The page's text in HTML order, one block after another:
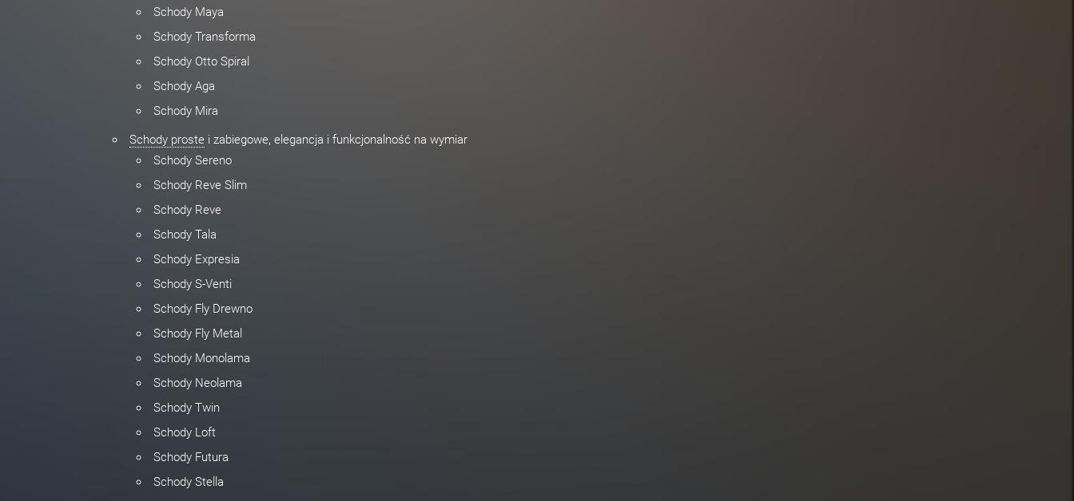
Schody Maya
Schody Transforma
Schody Otto Spiral
Schody Aga
Schody Mira
Schody proste i zabiegowe, elegancja i funkcjonalność na wymiar
Schody Sereno
Schody Reve Slim
Schody Reve
Schody Tala
Schody Expresia
Schody S-Venti
Schody Fly Drewno
Schody Fly Metal
Schody Monolama
Schody Neolama
Schody Twin
Schody Loft
Schody Futura
Schody Stella